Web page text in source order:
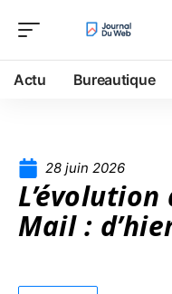
Actu Bureautique
28 juin 2026
Mail :